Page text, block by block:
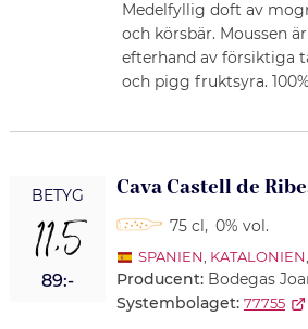
Medelfyllig doft av
och körsbär. Moussen
efterhand av försiktiga
och pigg fruktsyra.
BETYG
11,5
89:-
Cava Castell de
75 cl, 0% vol.
SPANIEN KATALONIEN
Producent: Bodegas
Systembolaget: 77755